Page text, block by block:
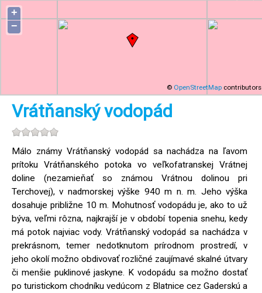
+
−
© OpenStreetMap contributors
Vrátňanský vodopád
Málo známy Vrátňanský vodopád sa nachádza na ľavom
prítoku Vrátňanského potoka vo veľkofatranskej Vrátnej
doline (nezamieňať so známou Vrátnou dolinou pri
Terchovej), v nadmorskej výške 940 m n. m. Jeho výška
dosahuje približne 10 m. Mohutnosť vodopádu je, ako to už
býva, veľmi rôzna, najkrajší je v období topenia snehu, kedy
má potok najviac vody. Vrátňanský vodopád sa nachádza v
prekrásnom, temer nedotknutom prírodnom prostredí, v
jeho okolí možno obdivovať rozličné zaujímavé skalné útvary
či menšie puklinové jaskyne. K vodopádu sa možno dostať
po turistickom chodníku vedúcom z Blatnice cez Gaderskú a